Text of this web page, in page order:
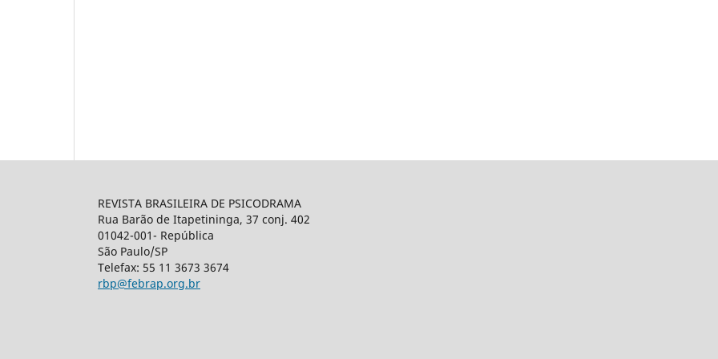
REVISTA BRASILEIRA DE PSICODRAMA
Rua Barão de Itapetininga, 37 conj. 402
01042-001- República
São Paulo/SP
Telefax: 55 11 3673 3674
rbp@febrap.org.br